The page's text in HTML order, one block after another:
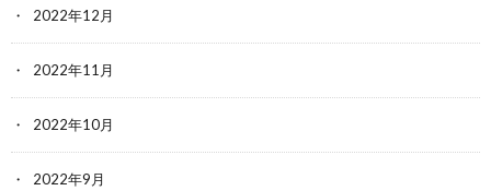
2022年12月
2022年11月
2022年10月
2022年9月